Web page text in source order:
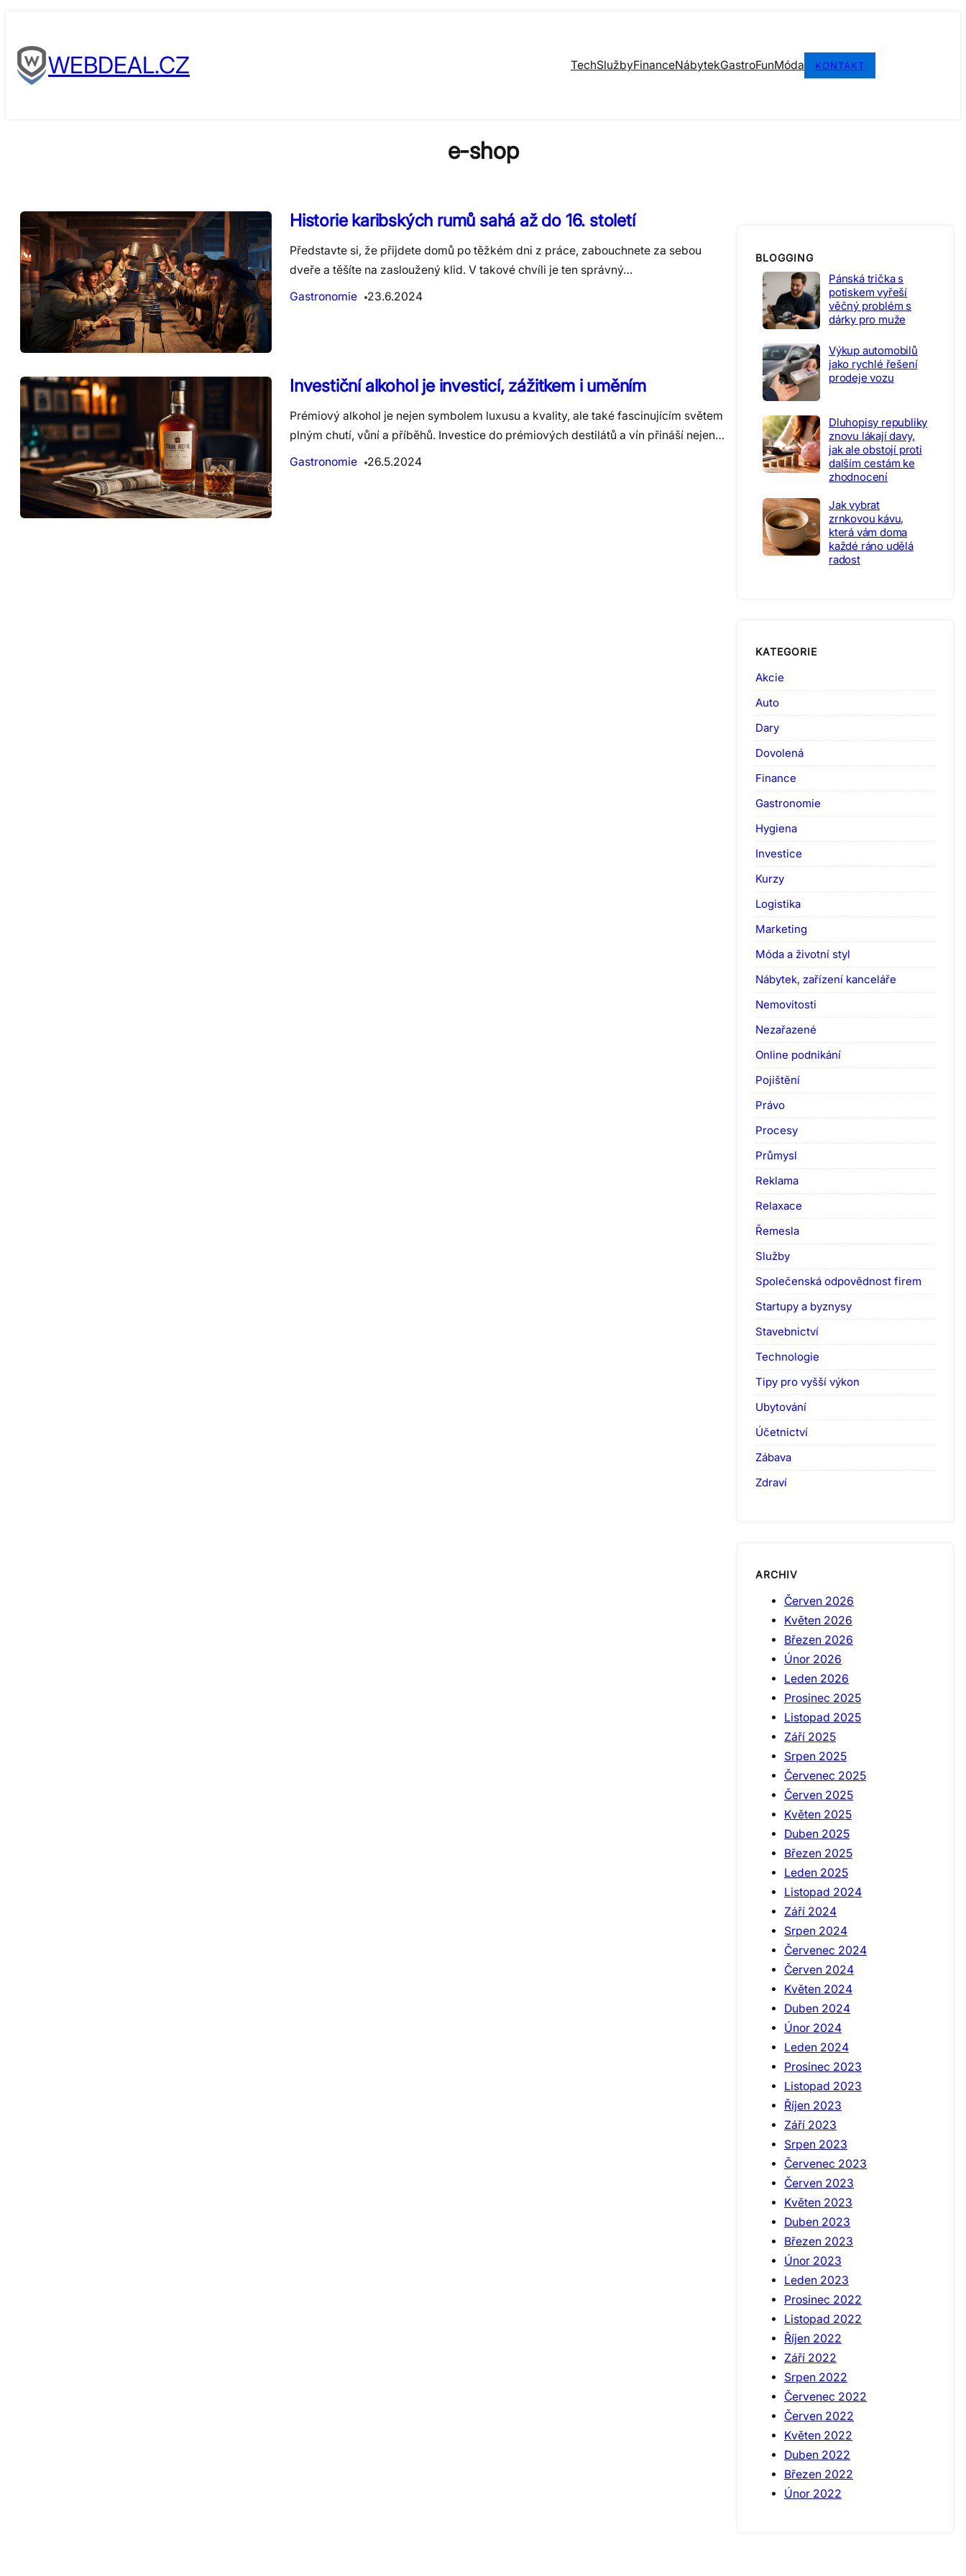
contentWEBDEAL.CZ TechSlužbyFinanceNábytekGastroFunMóda KONTAKT
e-shop
Historie karibských rumů sahá až do 16. století
Představte si, že přijdete domů po těžkém dni z práce, zabouchnete za sebou
dveře a těšíte na zasloužený klid. V takové chvíli je ten správný…
Gastronomie
23.6.2024
Investiční alkohol je investicí, zážitkem i uměním
Prémiový alkohol je nejen symbolem luxusu a kvality, ale také fascinujícím světem
plným chutí, vůní a příběhů. Investice do prémiových destilátů a vín přináší nejen…
Gastronomie
26.5.2024
BLOGGING
Pánská trička s
potiskem vyřeší
věčný problém s
dárky pro muže
Výkup automobilů
jako rychlé řešení
prodeje vozu
Dluhopisy republiky
znovu lákají davy,
jak ale obstojí proti
dalším cestám ke
zhodnocení
Jak vybrat
zrnkovou kávu,
která vám doma
každé ráno udělá
radost
KATEGORIE
Akcie
Auto
Dary
Dovolená
Finance
Gastronomie
Hygiena
Investice
Kurzy
Logistika
Marketing
Móda a životní styl
Nábytek, zařízení kanceláře
Nemovitosti
Nezařazené
Online podnikání
Pojištění
Právo
Procesy
Průmysl
Reklama
Relaxace
Řemesla
Služby
Společenská odpovědnost firem
Startupy a byznysy
Stavebnictví
Technologie
Tipy pro vyšší výkon
Ubytování
Účetnictví
Zábava
Zdraví
ARCHIV
Červen 2026
Květen 2026
Březen 2026
Únor 2026
Leden 2026
Prosinec 2025
Listopad 2025
Září 2025
Srpen 2025
Červenec 2025
Červen 2025
Květen 2025
Duben 2025
Březen 2025
Leden 2025
Listopad 2024
Září 2024
Srpen 2024
Červenec 2024
Červen 2024
Květen 2024
Duben 2024
Únor 2024
Leden 2024
Prosinec 2023
Listopad 2023
Říjen 2023
Září 2023
Srpen 2023
Červenec 2023
Červen 2023
Květen 2023
Duben 2023
Březen 2023
Únor 2023
Leden 2023
Prosinec 2022
Listopad 2022
Říjen 2022
Září 2022
Srpen 2022
Červenec 2022
Červen 2022
Květen 2022
Duben 2022
Březen 2022
Únor 2022